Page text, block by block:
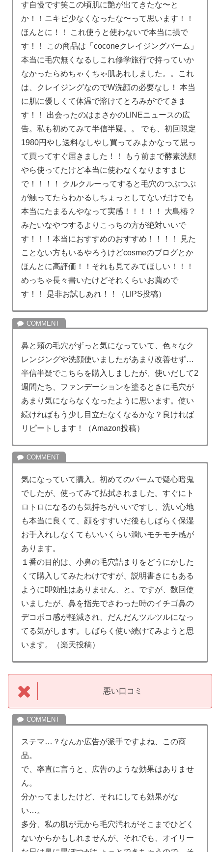
す自慢です笑この頃肌に艶が出てきたな〜と
か！！ニキビ少なくなったな〜って思います！！
ほんとに！！ これ使うと使わないで本当に損で
す！！ この商品は「coconeクレイジングバーム」
本当に毛穴無くなるしこれ修学旅行で持っていか
なかったらめちゃくちゃ肌あれしました。。これ
は、クレイジングなのでW洗顔の必要なし！ 本当
に肌に優しくて体温で溶けてとろみがでてきま
す！！ 出会ったのはまさかのLINEニュースの広
告。私も初めてみて半信半疑。。 でも、初回限定
1980円やし送料なしやし買ってみよかなって思っ
て買ってすぐ届きました！！ もう前まで酵素洗顔
やら使ってたけど本当に使わなくなりますまじ
で！！！！ クルクルーってすると毛穴のつぶつぶ
が触ってたらわかるしちょっとしてないだけでも
本当にたまるんやなって実感！！！！！ 大島椿？
みたいなやつするよりこっちの方が絶対いいで
す！！！本当におすすめのおすすめ！！！！ 見た
ことない方もいるやろうけどcosmeのブログとか
ほんとに高評価！！それも見てみてほしい！！！
めっちゃ長々書いたけどそれくらいお薦めで
す！！ 是非お試しあれ！！（LIPS投稿）
鼻と頬の毛穴がずっと気になっていて、色々なク
レンジングや洗顔使いましたがあまり改善せず…
半信半疑でこちらを購入しましたが、使いだして2
週間たち、ファンデーションを塗るときに毛穴が
あまり気にならなくなったように思います。使い
続ければもう少し目立たなくなるかな？良ければ
リピートします！（Amazon投稿）
気になっていて購入。初めてのバームで疑心暗鬼
でしたが、使ってみて払拭されました。すぐにト
ロトロになるのも気持ちがいいですし、洗い心地
も本当に良くて、顔をすすいだ後もしばらく保湿
お手入れしなくてもいいくらい潤いモチモチ感が
あります。
１番の目的は、小鼻の毛穴詰まりをどうにかした
くて購入してみたわけですが、説明書きにもある
ように即効性はありません、と。ですが、数回使
いましたが、鼻を指先でさわった時のイチゴ鼻の
デコボコ感が軽減され、だんだんツルツルになっ
てる気がします。しばらく使い続けてみようと思
います。（楽天投稿）
悪い口コミ
ステマ…？なんか広告が派手ですよね、この商
品。
で、率直に言うと、広告のような効果はありませ
ん。
分かってましたけど、それにしても効果がな
い…。
多分、私の肌が元から毛穴汚れがそこまでひどく
ないからかもしれませんが、それでも、オイリー